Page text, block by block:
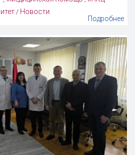
/ Новости
Подробнее